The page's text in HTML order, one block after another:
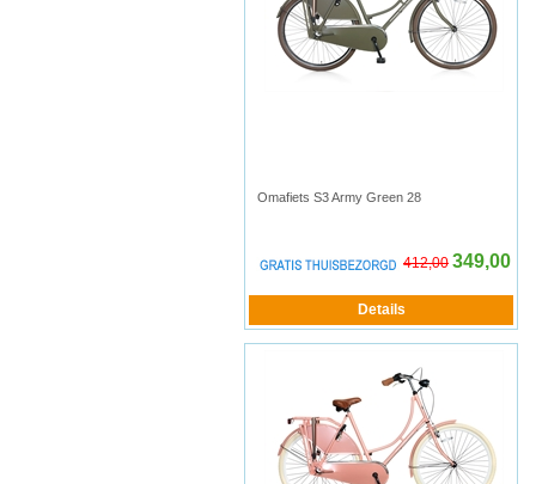
Omafiets S3 Army Green 28
412,00 349,00